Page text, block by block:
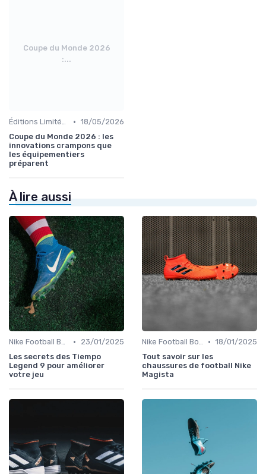
Coupe du Monde 2026
:...
Éditions Limitées et Collaborations • 18/05/2026
Coupe du Monde 2026 : les
innovations crampons que
les équipementiers
préparent
À lire aussi
Nike Football Boots •
23/01/2025
Les secrets des Tiempo
Legend 9 pour améliorer
votre jeu
Nike Football Boots • 18/01/2025
Tout savoir sur les
chaussures de football Nike
Magista